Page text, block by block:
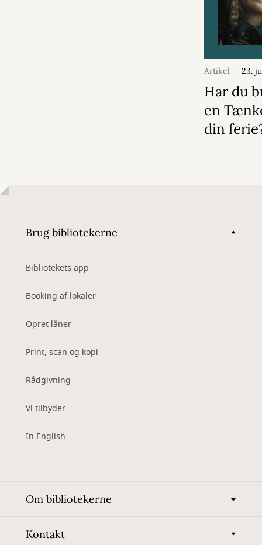
Artikel 23.
Har du
en
din
Brug bibliotekerne
Bibliotekets app
Booking af lokaler
Opret låner
Print, scan og kopi
Rådgivning
Vi tilbyder
In English
Om bibliotekerne
Kontakt